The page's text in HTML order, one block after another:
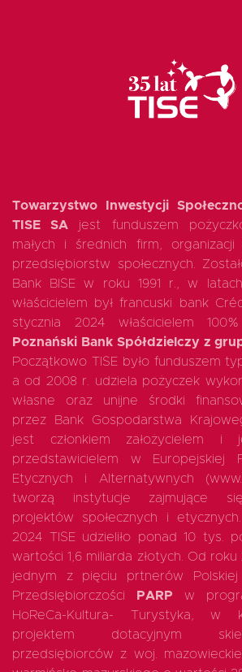
Kontakt
EN
Towarzystwo Inwestycji
TISE SA jest funduszem
małych i średnich firm,
przedsiębiorstw społecznych.
Bank BISE w roku 1991 r., w
właścicielem był francuski bank
stycznia 2024 właścicielem
Poznański Bank Spółdzielczy z
Początkowo TISE było funduszem
a od 2008 r. udziela pożyczek
własne oraz unijne środki
przez Bank Gospodarstwa
jest członkiem założycielem i
przedstawicielem w Europejskiej
Etycznych i Alternatywnych
tworzą instytucje zajmujące się
projektów społecznych i
2024 TISE udzieliło ponad 10 tys.
wartości 1,6 miliarda złotych. Od
jednym z pięciu prtnerów Polskiej
Przedsiębiorczości
PARP w
HoReCa-Kultura- Turystyka, w
projektem dotacyjnym
przedsiębiorców z woj.